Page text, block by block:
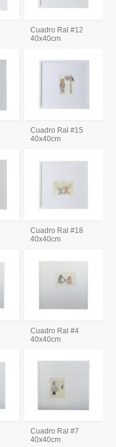
Cuadro Ral #12
40x40cm
Cuadro Ral #15
40x40cm
Cuadro Ral #18
40x40cm
Cuadro Ral #4
40x40cm
Cuadro Ral #7
40x40cm